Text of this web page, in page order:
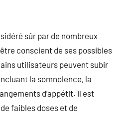
sûr par de nombreux
conscient de ses possibles
utilisateurs peuvent subir
la somnolence, la
d’appétit. Il est
faibles doses et de